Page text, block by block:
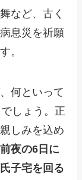
など、古く
息災を祈願
。
何といって
しょう。正
しみを込め
前夜の6日に
子宅を回る